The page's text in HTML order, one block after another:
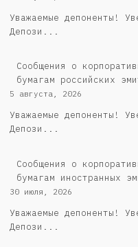
Уважаемые депоненты!
Депози...
Cообщения о
бумагам российских
5 августа, 2026
Уважаемые депоненты!
Депози...
Сообщения о
бумагам иностранных
30 июля, 2026
Уважаемые депоненты!
Депози...